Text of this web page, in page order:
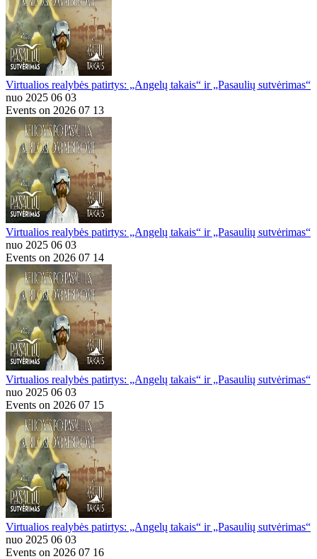
Virtualios realybės patirtys: „Angelų takais“ ir „Pasaulių sutvėrimas“
nuo 2025 06 03
Events on 2026 07 13
Virtualios realybės patirtys: „Angelų takais“ ir „Pasaulių sutvėrimas“
nuo 2025 06 03
Events on 2026 07 14
Virtualios realybės patirtys: „Angelų takais“ ir „Pasaulių sutvėrimas“
nuo 2025 06 03
Events on 2026 07 15
Virtualios realybės patirtys: „Angelų takais“ ir „Pasaulių sutvėrimas“
nuo 2025 06 03
Events on 2026 07 16